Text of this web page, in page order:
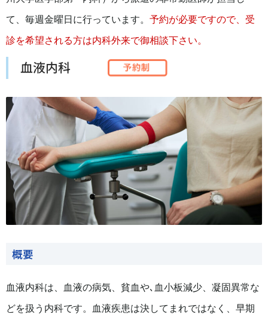
て、毎週金曜日に行っています。 予約が必要ですので、受
診を希望される方は内科外来で御相談下さい。
血液内科
概要
血液内科は、血液の病気、貧血や､血小板減少、凝固異常な
どを扱う内科です。血液疾患は決してまれではなく、早期